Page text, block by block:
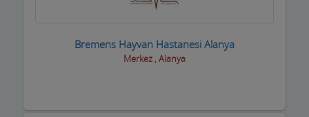
Özel Sağlık Kuruluşları
Pazar Yerleri
Bremens Hayvan Hastanesi Alanya
Merkez , Alanya